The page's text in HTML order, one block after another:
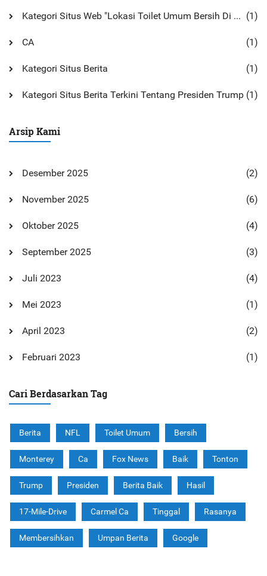
Kategori Situs Web "Lokasi Toilet Umum Bersih Di Monterey (1)
CA (1)
Kategori Situs Berita (1)
Kategori Situs Berita Terkini Tentang Presiden Trump (1)
Arsip Kami
Desember 2025 (2)
November 2025 (6)
Oktober 2025 (4)
September 2025 (3)
Juli 2023 (4)
Mei 2023 (1)
April 2023 (2)
Februari 2023 (1)
Cari Berdasarkan Tag
Berita NFL Toilet Umum Bersih
Monterey Ca Fox News Baik Tonton
Trump Presiden Berita Baik Hasil
17-Mile-Drive Carmel Ca Tinggal Rasanya
Membersihkan Umpan Berita Google